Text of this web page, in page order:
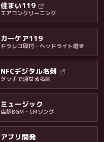
住まい119
エアコンクリーニング
カーケア119
ドラレコ取付・ヘッドライト磨き
NFCデジタル名刺
タッチで渡せる名刺
ミュージック
店舗BGM・CMソング
アプリ開発